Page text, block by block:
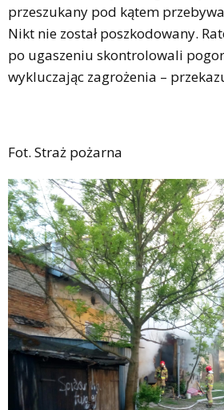
przeszukany pod kątem
Nikt nie został poszkodowany.
po ugaszeniu skontrolowali
wykluczając zagrożenia –
Fot. Straż pożarna